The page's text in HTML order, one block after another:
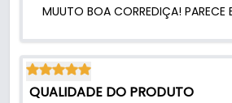
MUUTO BOA CORREDIÇA! PARECE
QUALIDADE DO PRODUTO